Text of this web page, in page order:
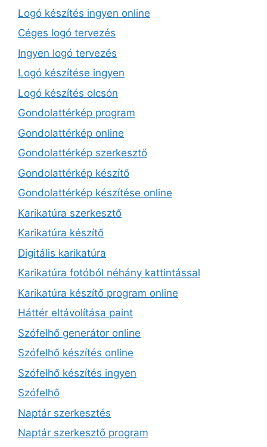
Logó készítés ingyen online
Céges logó tervezés
Ingyen logó tervezés
Logó készítése ingyen
Logó készítés olcsón
Gondolattérkép program
Gondolattérkép online
Gondolattérkép szerkesztő
Gondolattérkép készítő
Gondolattérkép készítése online
Karikatúra szerkesztő
Karikatúra készítő
Digitális karikatúra
Karikatúra fotóból néhány kattintással
Karikatúra készítő program online
Háttér eltávolítása paint
Szófelhő generátor online
Szófelhő készítés online
Szófelhő készítés ingyen
Szófelhő
Naptár szerkesztés
Naptár szerkesztő program